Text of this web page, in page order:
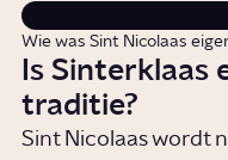
Wie was Sint Nicolaas
Is Sinterklaas
traditie?
Sint Nicolaas wordt